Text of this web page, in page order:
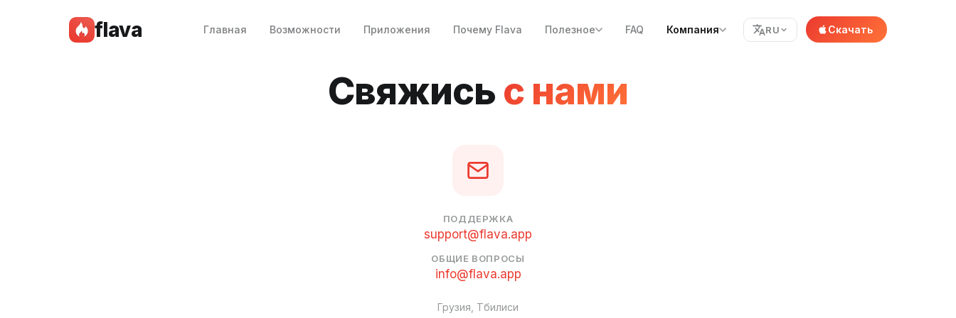
flava Главная Возможности Приложения Почему Flava Полезное FAQ Компания RU Скачать
Свяжись с нами
ПОДДЕРЖКА
support@flava.app
ОБЩИЕ ВОПРОСЫ
info@flava.app
Грузия, Тбилиси